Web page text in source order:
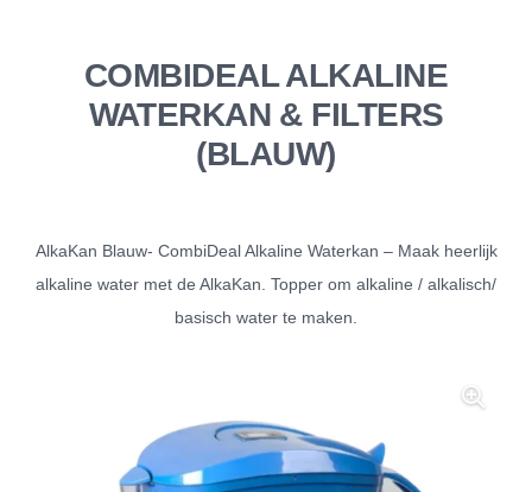
COMBIDEAL ALKALINE
WATERKAN & FILTERS
(BLAUW)
AlkaKan Blauw- CombiDeal Alkaline Waterkan – Maak heerlijk
alkaline water met de AlkaKan. Topper om alkaline / alkalisch/
basisch water te maken.